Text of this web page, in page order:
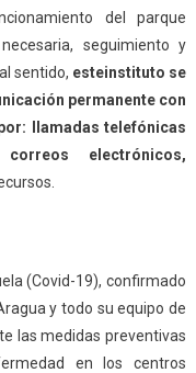
del parque
seguimiento y
sentido, esteinstituto se
permanente con
llamadas telefónicas
electrónicos,
(Covid-19), confirmado
y todo su equipo de
las medidas preventivas
en los centros